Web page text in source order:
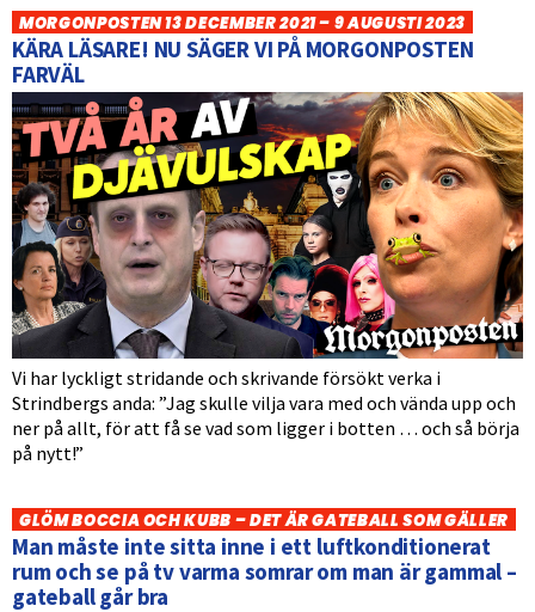
MORGONPOSTEN 13 DECEMBER 2021 – 9 AUGUSTI 2023
KÄRA LÄSARE! NU SÄGER VI PÅ MORGONPOSTEN
FARVÄL
Vi har lyckligt stridande och skrivande försökt verka i
Strindbergs anda: ”Jag skulle vilja vara med och vända upp och
ner på allt, för att få se vad som ligger i botten … och så börja
på nytt!”
GLÖM BOCCIA OCH KUBB – DET ÄR GATEBALL SOM GÄLLER
Man måste inte sitta inne i ett luftkonditionerat
rum och se på tv varma somrar om man är gammal –
gateball går bra